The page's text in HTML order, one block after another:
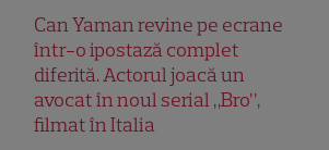
Can Yaman revine pe ecrane
într-o ipostază complet
diferită. Actorul joacă un
avocat în noul serial „Bro”,
filmat în Italia